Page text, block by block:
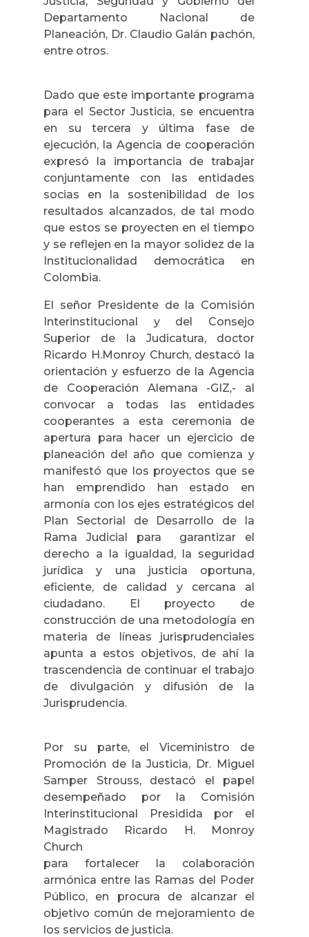
Departamento Nacional de
Planeación, Dr. Claudio Galán pachón,
entre otros.
Dado que este importante programa
para el Sector Justicia, se encuentra
en su tercera y última fase de
ejecución, la Agencia de cooperación
expresó la importancia de trabajar
conjuntamente con las entidades
socias en la sostenibilidad de los
resultados alcanzados, de tal modo
que estos se proyecten en el tiempo
y se reflejen en la mayor solidez de la
Institucionalidad democrática en
Colombia.
El señor Presidente de la Comisión
Interinstitucional y del Consejo
Superior de la Judicatura, doctor
Ricardo H.Monroy Church, destacó la
orientación y esfuerzo de la Agencia
de Cooperación Alemana -GIZ,- al
convocar a todas las entidades
cooperantes a esta ceremonia de
apertura para hacer un ejercicio de
planeación del año que comienza y
manifestó que los proyectos que se
han emprendido han estado en
armonía con los ejes estratégicos del
Plan Sectorial de Desarrollo de la
Rama Judicial para garantizar el
derecho a la igualdad, la seguridad
jurídica y una justicia oportuna,
eficiente, de calidad y cercana al
ciudadano. El proyecto de
construcción de una metodología en
materia de líneas jurisprudenciales
apunta a estos objetivos, de ahí la
trascendencia de continuar el trabajo
de divulgación y difusión de la
Jurisprudencia.
Por su parte, el Viceministro de
Promoción de la Justicia, Dr. Miguel
Samper Strouss, destacó el papel
desempeñado por la Comisión
Interinstitucional Presidida por el
Magistrado Ricardo H. Monroy
Church
para fortalecer la colaboración
armónica entre las Ramas del Poder
Público, en procura de alcanzar el
objetivo común de mejoramiento de
los servicios de justicia.